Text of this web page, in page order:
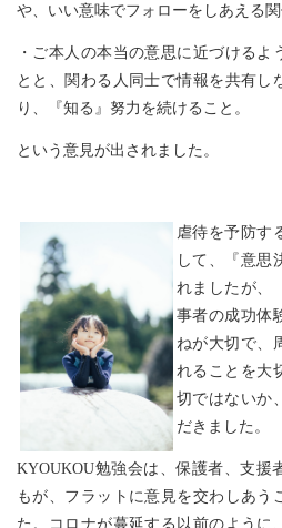
や、いい意味でフォローをしあえる関
・ご本人の本当の意思に近づけるよ
とと、関わる人同士で情報を共有し
り、『知る』努力を続けること。
という意見が出されました。
虐待を予防す
して、『意思
れましたが、
事者の成功体
ねが大切で、
れることを大
切ではないか
だきました。
KYOUKOU勉強会は、保護者、支援
もが、フラットに意見を交わしあう
た。コロナが蔓延する以前のように